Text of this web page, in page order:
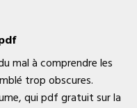
mal à comprendre les
trop obscures.
qui pdf gratuit sur la